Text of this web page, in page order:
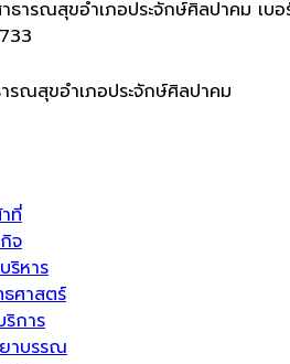
ธารณสุขอำเภอประจักษ์ศิลปาคม เบอ
ณสุขอำเภอประจักษ์ศิลปาคม
ที่
จ
ริหาร
ศาสตร์
การ
าบรรณ